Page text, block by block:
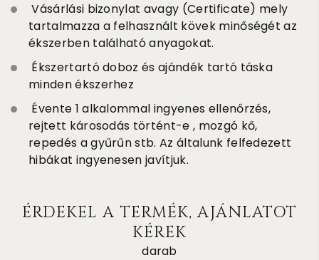
Vásárlási bizonylat avagy (Certificate) mely
tartalmazza a felhasznált kövek minőségét az
ékszerben található anyagokat.
Ékszertartó doboz és ajándék tartó táska
minden ékszerhez
Évente 1 alkalommal ingyenes ellenőrzés,
rejtett károsodás történt-e , mozgó kő,
repedés a gyűrűn stb. Az általunk felfedezett
hibákat ingyenesen javítjuk.
ÉRDEKEL A TERMÉK, AJÁNLATOT
KÉREK
darab